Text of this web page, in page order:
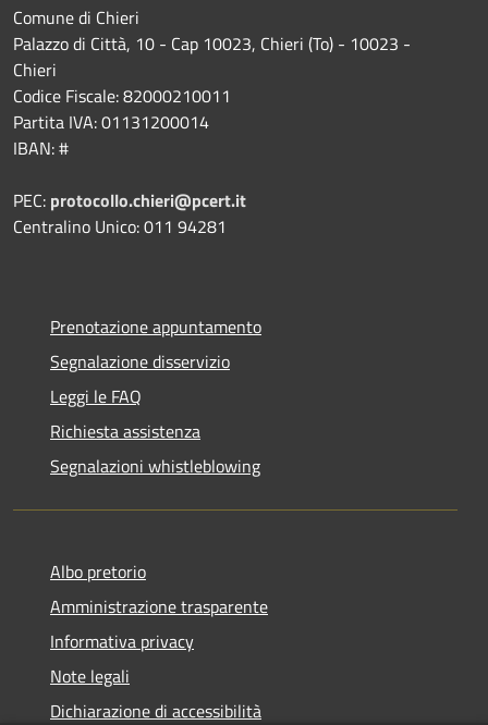
Comune di Chieri
Palazzo di Città, 10 - Cap 10023, Chieri (To) - 10023 -
Chieri
Codice Fiscale: 82000210011
Partita IVA: 01131200014
IBAN: #
PEC: protocollo.chieri@pcert.it
Centralino Unico: 011 94281
Prenotazione appuntamento
Segnalazione disservizio
Leggi le FAQ
Richiesta assistenza
Segnalazioni whistleblowing
Albo pretorio
Amministrazione trasparente
Informativa privacy
Note legali
Dichiarazione di accessibilità